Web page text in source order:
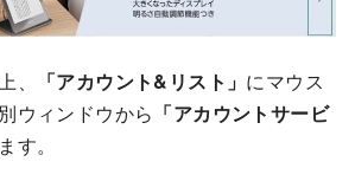
、 「アカウント&リスト」 にマウス
ウィンドウから 「アカウントサービ
す。